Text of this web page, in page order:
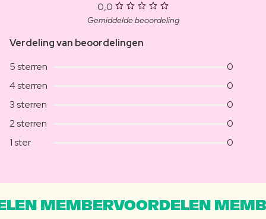
0,0
Gemiddelde beoordeling
Verdeling van beoordelingen
5 sterren
0
4 sterren
0
3 sterren
0
2 sterren
0
1 ster
0
MEMBERVOORDELEN